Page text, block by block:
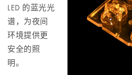
LED 的蓝光光
谱，为夜间
环境提供更
安全的照
明。